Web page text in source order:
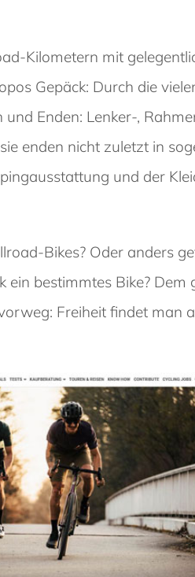
Kilometern mit
Gepäck: Durch die
Enden: Lenker-,
enden nicht zuletzt in
und der
Bikes? Oder anders
bestimmtes Bike? Dem
Freiheit findet man